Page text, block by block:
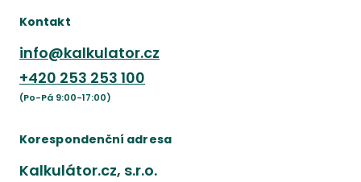
Kontakt
info@kalkulator.cz
+420 253 253 100
(Po-Pá 9:00-17:00)
Korespondenční adresa
Kalkulátor.cz, s.r.o.